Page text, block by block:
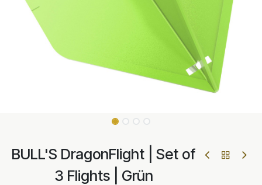
BULL'S DragonFlight | Set of
3 Flights | Grün